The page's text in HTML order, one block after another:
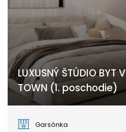
LUXUSNÝ ŠTÚDIO BYT
TOWN (1. poschodie)
Garsónka